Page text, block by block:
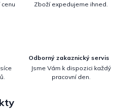
Zboží expedujeme ihned.
Odborný zakaznický servis
Jsme Vám k dispozici každý
pracovní den.